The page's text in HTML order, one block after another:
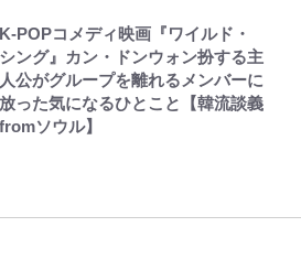
K-POPコメディ映画『ワイルド・
シング』カン・ドンウォン扮する主
人公がグループを離れるメンバーに
放った気になるひとこと【韓流談義
fromソウル】